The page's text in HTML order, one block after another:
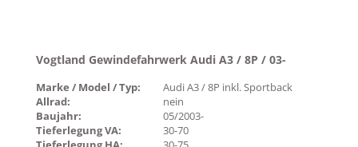
Vogtland Gewindefahrwerk Audi A3 / 8P / 03-
Marke / Model / Typ:
Audi A3 / 8P inkl. Sportback
Allrad:
nein
Baujahr:
05/2003-
Tieferlegung VA:
30-70